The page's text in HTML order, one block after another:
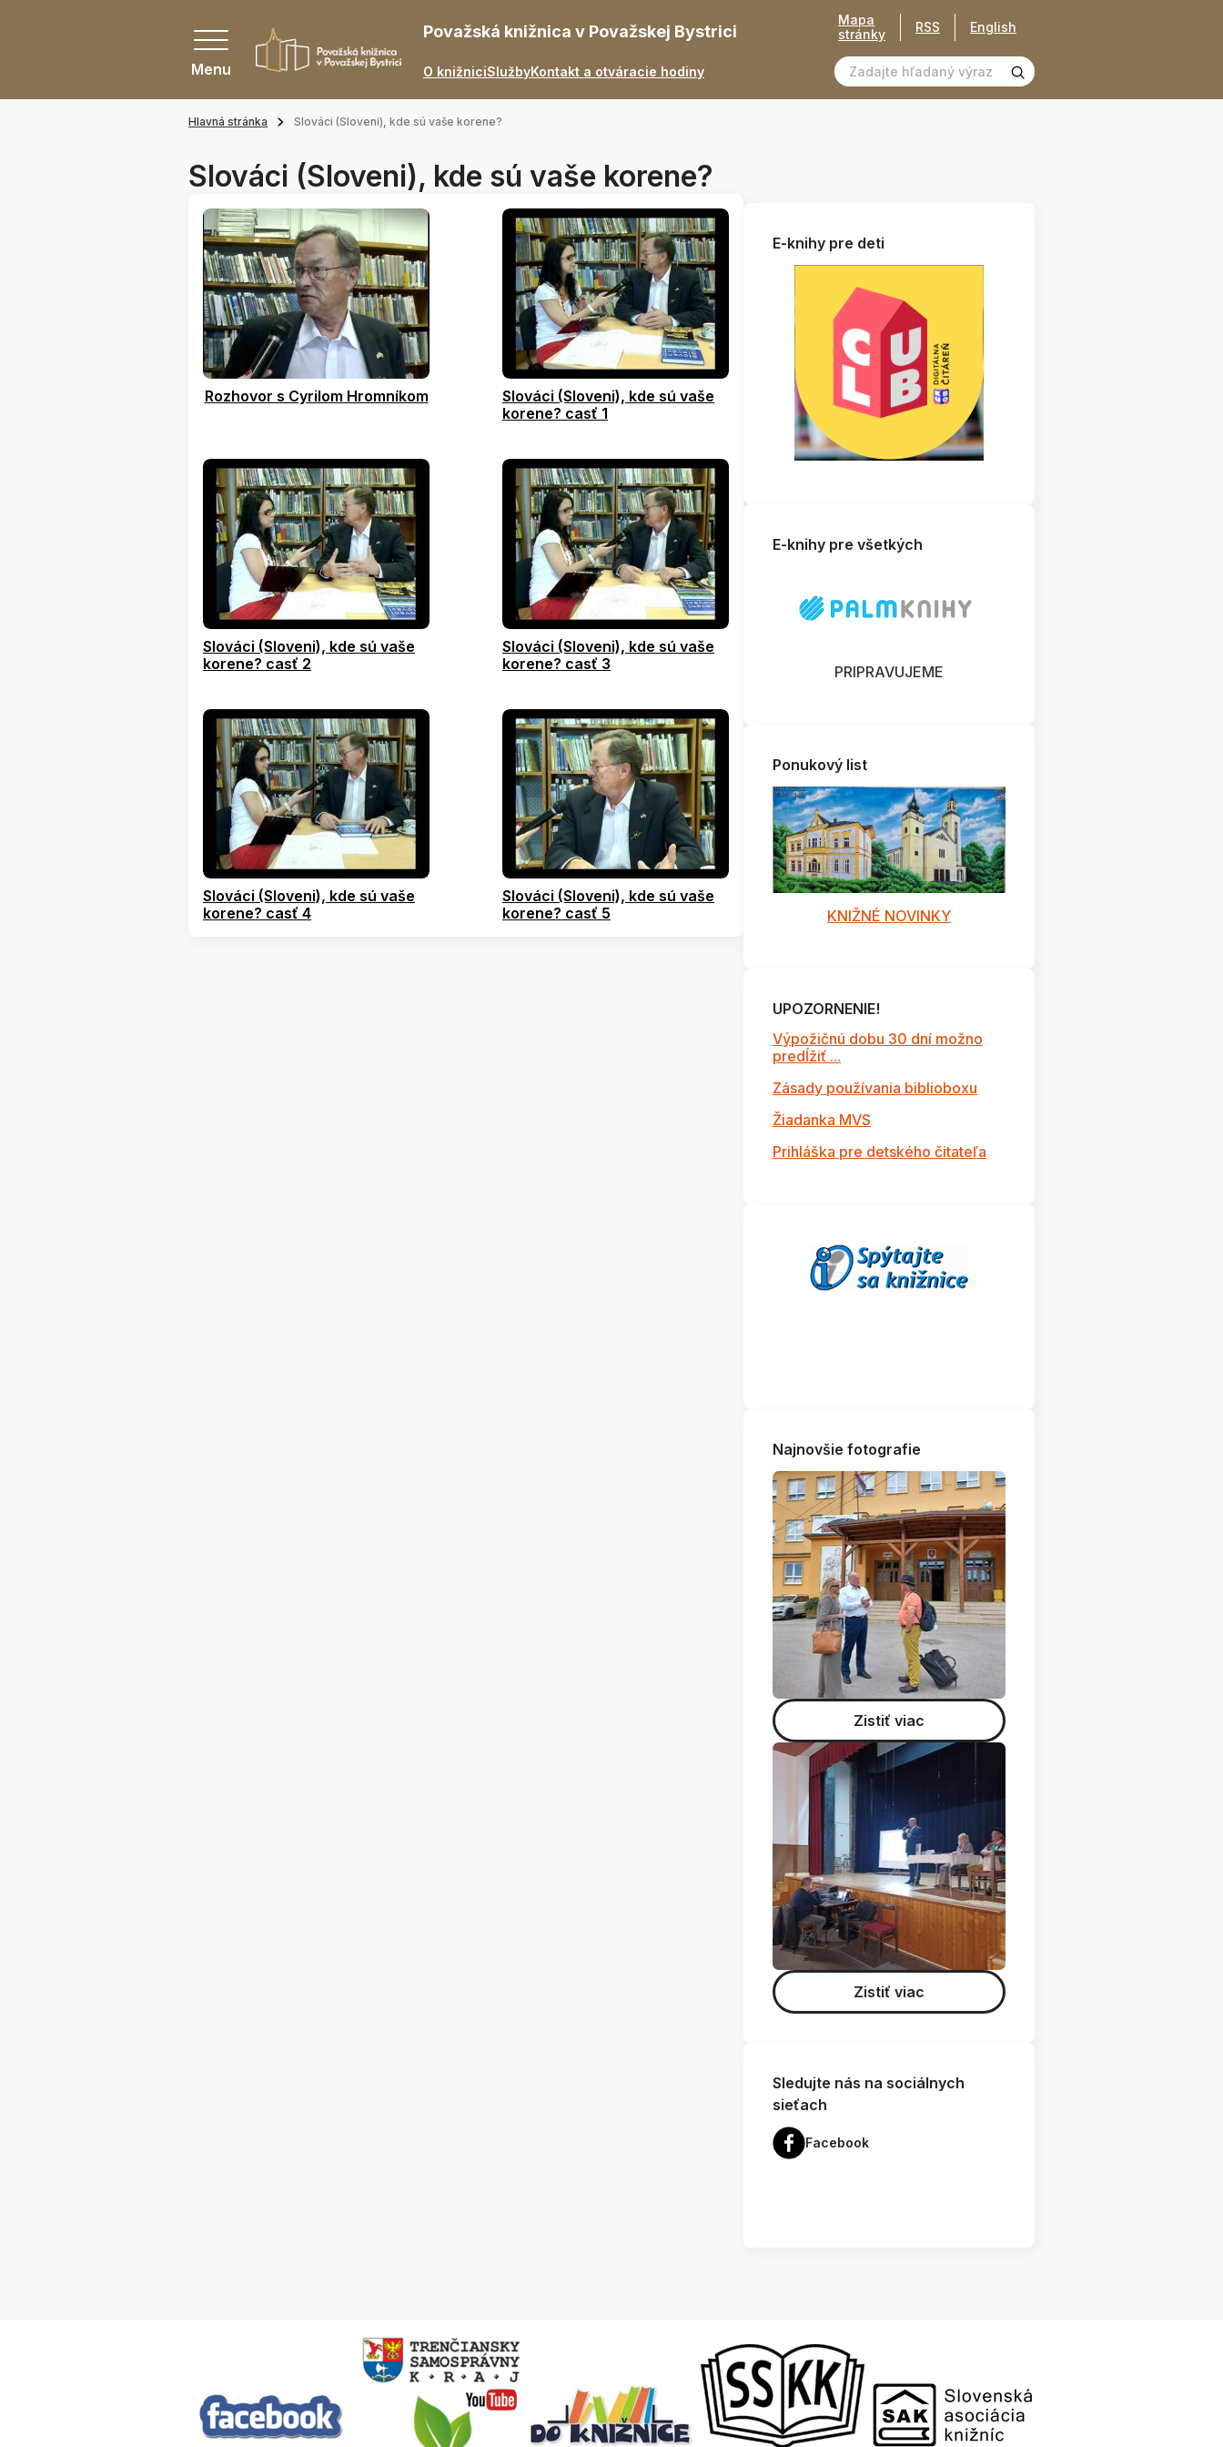
Menu
Považská knižnica v Považskej Bystrici
O knižniciSlužbyKontakt a otváracie hodiny
Mapa
stránky
RSS English
Hlavná stránka Slováci (Sloveni), kde sú vaše korene?
Slováci (Sloveni), kde sú vaše korene?
Rozhovor s Cyrilom Hromníkom
Slováci (Sloveni), kde sú vaše
korene? casť 1
Slováci (Sloveni), kde sú vaše
korene? casť 2
Slováci (Sloveni), kde sú vaše
korene? casť 3
Slováci (Sloveni), kde sú vaše
korene? casť 4
Slováci (Sloveni), kde sú vaše
korene? casť 5
E-knihy pre deti
E-knihy pre všetkých
PRIPRAVUJEME
Ponukový list
KNIŽNÉ NOVINKY
UPOZORNENIE!
Výpožičnú dobu 30 dní možno
predĺžiť ...
Zásady používania biblioboxu
Žiadanka MVS
Prihláška pre detského čitateľa
Najnovšie fotografie
Zistiť viac
Zistiť viac
Sledujte nás na sociálnych
sieťach
Facebook